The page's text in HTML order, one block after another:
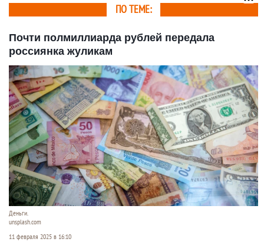
ПО ТЕМЕ:
Почти полмиллиарда рублей передала
россиянка жуликам
Деньги.
unsplash.com
11 февраля 2025 в 16:10